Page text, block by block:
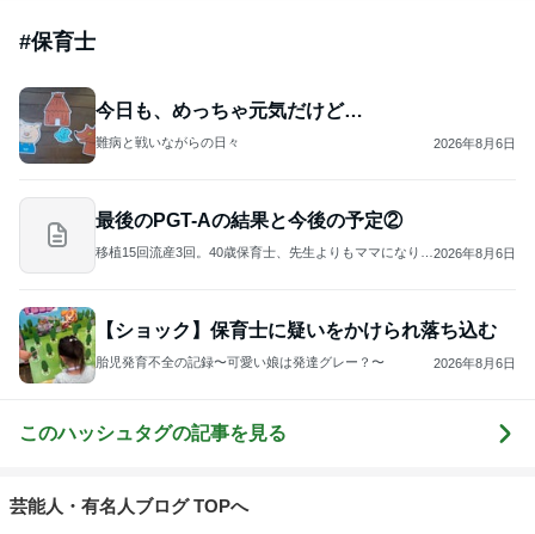
#保育士
今日も、めっちゃ元気だけど…
難病と戦いながらの日々 2026年8月6日
最後のPGT-Aの結果と今後の予定②
移植15回流産3回。40歳保育士、先生よりもママになりた 2026年8月6日
【ショック】保育士に疑いをかけられ落ち込む
胎児発育不全の記録〜可愛い娘は発達グレー？〜 2026年8月6日
このハッシュタグの記事を見る
芸能人・有名人ブログ TOPへ